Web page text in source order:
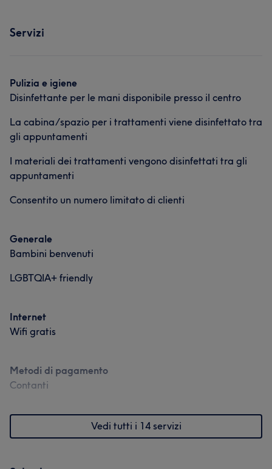
Portfolio
Servizi
Pulizia e igiene
Disinfettante per le mani disponibile presso il centro
La cabina/spazio per i trattamenti viene disinfettato tra
gli appuntamenti
I materiali dei trattamenti vengono disinfettati tra gli
appuntamenti
Consentito un numero limitato di clienti
Generale
Bambini benvenuti
LGBTQIA+ friendly
Internet
Wifi gratis
Metodi di pagamento
Contanti
Vedi tutti i 14 servizi